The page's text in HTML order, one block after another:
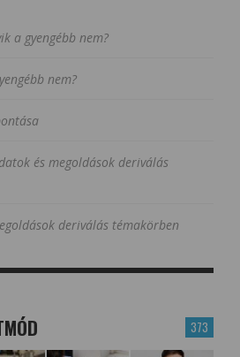
a gyengébb nem?
nem?
és megoldások deriválás
deriválás témakörben
373